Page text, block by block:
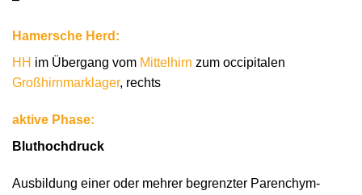
Hamersche Herd:
HH im Übergang vom Mittelhirn zum occipitalen
Großhirnmarklager, rechts
aktive Phase:
Bluthochdruck
Ausbildung einer oder mehrer begrenzter Parenchym-